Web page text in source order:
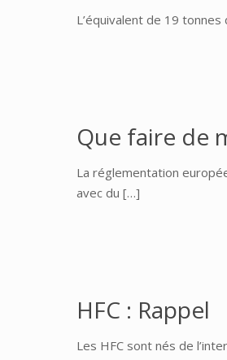
L’équivalent de 19
Que faire de
La réglementation
avec du […]
HFC : Rappel
Les HFC sont nés de